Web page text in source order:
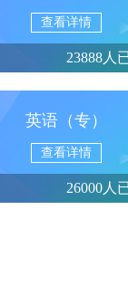
查看详情
23888人
英语（专）
查看详情
26000人